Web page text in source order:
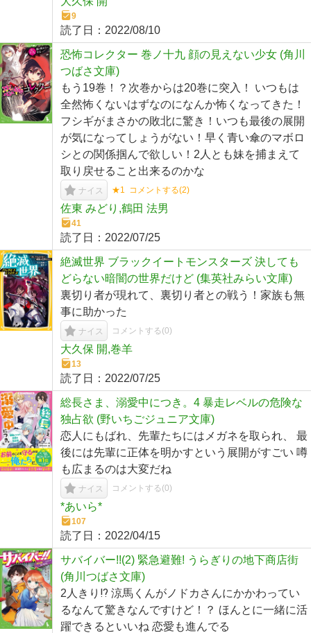
9
読了日： 2022/08/10
恐怖コレクター 巻ノ十九 顔の見えない少女 (角川
つばさ文庫)
もう19巻！？次巻からは20巻に突入！ いつもは
全然怖くないはずなのになんか怖くなってきた！
フシギがまさかの敗北に驚き！いつも最後の展開
が気になってしょうがない！早く青い傘のマボロ
シとの関係掴んで欲しい！2人とも妹を捕まえて
取り戻せること出来るのかな
ナイス ★1 コメントする(2)
佐東 みどり,鶴田 法男
41
読了日： 2022/07/25
絶滅世界 ブラックイートモンスターズ 決しても
どらない暗闇の世界だけど (集英社みらい文庫)
裏切り者が現れて、裏切り者との戦う！家族も無
事に助かった
ナイス コメントする(0)
大久保 開,巻羊
13
読了日： 2022/07/25
総長さま、溺愛中につき。4 暴走レベルの危険な
独占欲 (野いちごジュニア文庫)
恋人にもばれ、先輩たちにはメガネを取られ、 最
後には先輩に正体を明かすという展開がすごい 噂
も広まるのは大変だね
ナイス コメントする(0)
*あいら*
107
読了日： 2022/04/15
サバイバー!!(2) 緊急避難! うらぎりの地下商店街
(角川つばさ文庫)
2人きり⁉ 涼馬くんがノドカさんにかかわってい
るなんて驚きなんですけど！？ ほんとに一緒に活
躍できるといいね 恋愛も進んでる